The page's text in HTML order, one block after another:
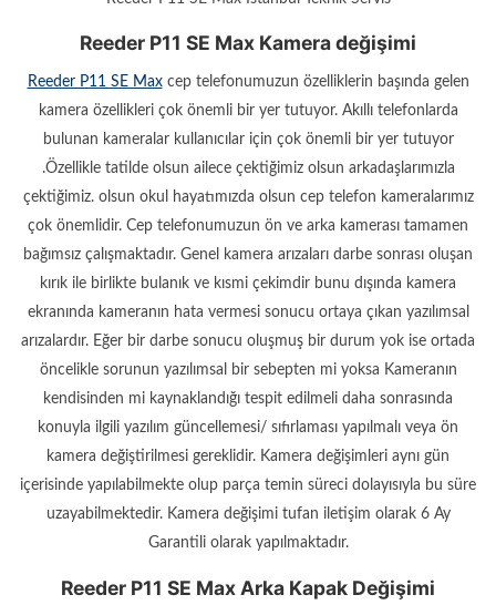
Reeder P11 SE Max Kamera değişimi
Reeder P11 SE Maxcep telefonumuzun özelliklerin başında gelen
kamera özellikleri çok önemli bir yer tutuyor. Akıllı telefonlarda
bulunan kameralar kullanıcılar için çok önemli bir yer tutuyor
.Özellikle tatilde olsun ailece çektiğimiz olsun arkadaşlarımızla
çektiğimiz. olsun okul hayatımızda olsun cep telefon kameralarımız
çok önemlidir. Cep telefonumuzun ön ve arka kamerası tamamen
bağımsız çalışmaktadır. Genel kamera arızaları darbe sonrası oluşan
kırık ile birlikte bulanık ve kısmi çekimdir bunu dışında kamera
ekranında kameranın hata vermesi sonucu ortaya çıkan yazılımsal
arızalardır. Eğer bir darbe sonucu oluşmuş bir durum yok ise ortada
öncelikle sorunun yazılımsal bir sebepten mi yoksa Kameranın
kendisinden mi kaynaklandığı tespit edilmeli daha sonrasında
konuyla ilgili yazılım güncellemesi/ sıfırlaması yapılmalı veya ön
kamera değiştirilmesi gereklidir. Kamera değişimleri aynı gün
içerisinde yapılabilmekte olup parça temin süreci dolayısıyla bu süre
uzayabilmektedir. Kamera değişimi tufan iletişim olarak 6 Ay
Garantili olarak yapılmaktadır.
Reeder P11 SE Max Arka Kapak Değişimi